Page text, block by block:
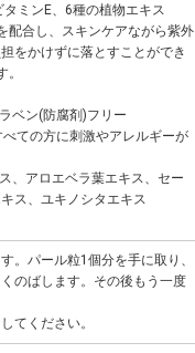
ミンE、6種の植物エキス
配合し、スキンケアながら紫外
をかけずに落とすことができ
ベン(防腐剤)フリー
ての方に刺激やアレルギーが
、アロエベラ葉エキス、セー
ス、ユキノシタエキス
。パール粒1個分を手に取り、
のばします。その後もう一度
てください。